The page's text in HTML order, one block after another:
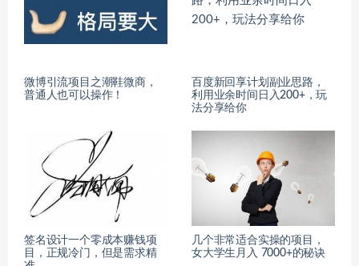
微博引流项目之潮鞋微商，
普通人也可以操作！
百度新回享计划副业思路，
利用业余时间日入200+，玩
法分享给你
签名设计一个零成本赚钱项
目，正规冷门，但是需求精
几个非常适合实操的项目，
女大学生月入 7000+的秘诀